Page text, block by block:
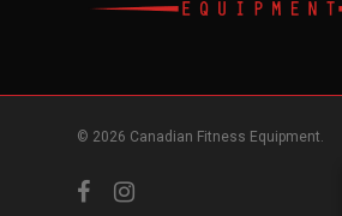
© 2026 Canadian Fitness Equipment.
facebookinstagram